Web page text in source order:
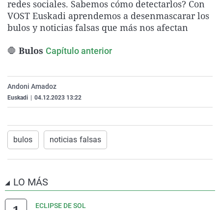
La rosa de los vientos
Gente viajera
Caso
Retornados
Extremadura
Galicia
País Vasco
Virales
Televisión
redes sociales. Sabemos cómo detectarlos? Con
VOST Euskadi aprendemos a desenmascarar los
bulos y noticias falsas que más nos afectan
🛑 Bulos Capítulo anterior
Andoni Amadoz
Euskadi 04.12.2023 13:22
bulos noticias falsas
LO MÁS
ECLIPSE DE SOL